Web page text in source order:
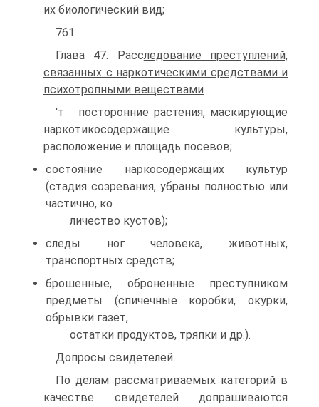
их биологический вид;
761
Глава 47. Расследование преступлений,
связанных с наркотическими средствами и
психотропными веществами
'т посторонние растения, маскирующие
наркотикосодержащие культуры,
расположение и площадь посевов;
состояние наркосодержащих культур
(стадия созревания, убраны полностью или
частично, ко
личество кустов);
следы ног человека, животных,
транспортных средств;
брошенные, оброненные преступником
предметы (спичечные коробки, окурки,
обрывки газет,
остатки продуктов, тряпки и др.).
Допросы свидетелей
По делам рассматриваемых категорий в
качестве свидетелей допрашиваются